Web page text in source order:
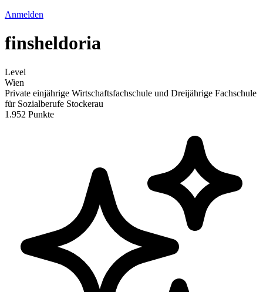
Anmelden
finsheldoria
Level
Wien
Private einjährige Wirtschaftsfachschule und Dreijährige Fachschule
für Sozialberufe Stockerau
1.952 Punkte